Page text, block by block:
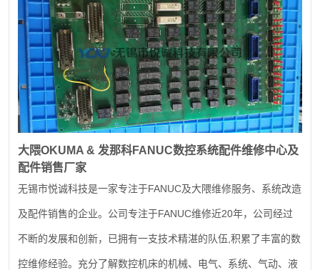
大隈OKUMA & 发那科FANUC数控系统配件维修中心及
配件销售厂家
无锡市悦诚科技是一家专注于FANUC及大隈维修服务、系统改造
及配件销售的企业。公司专注于FANUC维修近20年，公司经过
不断的发展和创新，已拥有一支技术精湛的队伍 积累了丰富的数
控维修经验。充分了解数控机床的机械、电气、系统、气动、液